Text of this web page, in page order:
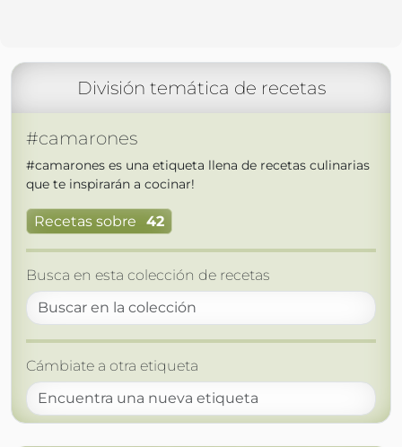
División temática de recetas
#camarones
#camarones es una etiqueta llena de recetas culinarias
que te inspirarán a cocinar!
Recetas sobre 42
Busca en esta colección de recetas
Cámbiate a otra etiqueta